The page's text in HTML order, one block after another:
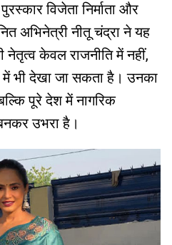
विजेता निर्माता और
अभिनेत्री नीतू चंद्रा ने यह
नेतृत्व केवल राजनीति में नहीं,
भी देखा जा सकता है। उनका
पूरे देश में नागरिक
उभरा है।